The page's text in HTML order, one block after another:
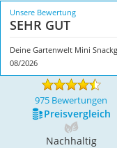
Unsere Bewertung
SEHR GUT
08/2026
975 Bewertungen
Preis­vergleich
Nachhaltig